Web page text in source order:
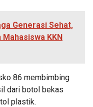
Generasi Sehat,
KKN
86 membimbing
dari botol bekas
plastik.